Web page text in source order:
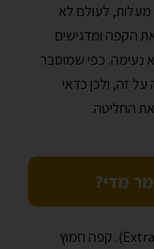
1:17 בפילטר), טמפרטורת המים (90 עד 96 מעלות, לעולם לא
הקפה ומדגישים
נעימה. כפי שמוסבר
זה, ולכן כדאי
החליטה.
מדי?
התשובה כמעט תמיד קשורה למיצוי (Extraction). קפה חמוץ